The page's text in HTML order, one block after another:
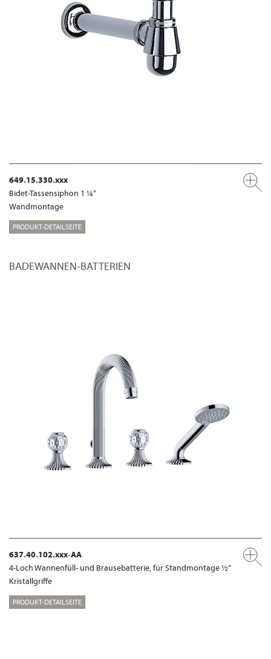
649.15.330.xxx
Bidet-Tassensiphon 1 ¼“
Wandmontage
PRODUKT-DETAILSEITE
BADEWANNEN-BATTERIEN
637.40.102.xxx-AA
4-Loch Wannenfüll- und Brausebatterie, für Standmontage ½“
Kristallgriffe
PRODUKT-DETAILSEITE